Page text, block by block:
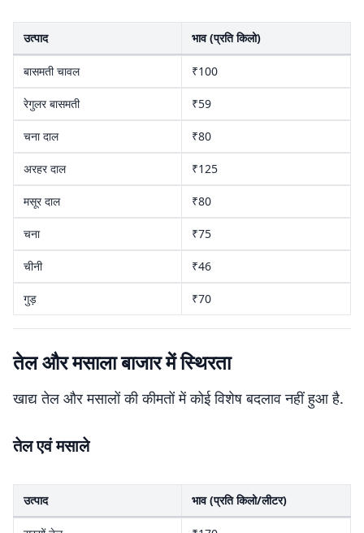
उत्पाद भाव (प्रति किलो)
बासमती चावल ₹100
रेगुलर बासमती ₹59
चना दाल ₹80
अरहर दाल ₹125
मसूर दाल ₹80
चना ₹75
चीनी ₹46
गुड़ ₹70
तेल और मसाला बाजार में स्थिरता
खाद्य तेल और मसालों की कीमतों में कोई विशेष बदलाव नहीं हुआ है.
तेल एवं मसाले
उत्पाद भाव (प्रति किलो/लीटर)